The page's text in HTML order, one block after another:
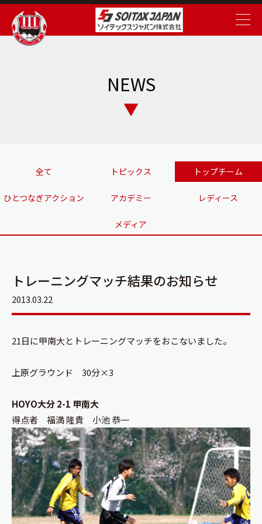
NEWS
全て トピックス トップチーム
ひとつなぎアクション アカデミー レディース
メディア
トレーニングマッチ結果のお知らせ
2013.03.22
21日に甲南大とトレーニングマッチをおこないました。
上原グラウンド 30分×3
HOYO大分 2-1 甲南大
得点者 福満 隆貴 小池 恭一